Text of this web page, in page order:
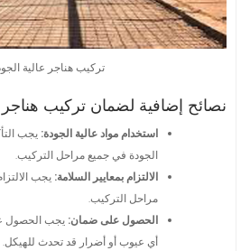
تركيب هناجر عالية
نصائح إضافية لضمان تركيب هناجر
استخدام مواد عالية الجودة: يجب
الجودة في جميع مراحل التركيب.
الالتزام بمعايير السلامة: يجب
مراحل التركيب.
الحصول على ضمان: يجب الحصول
أي عيوب أو أضرار قد تحدث للهيكل.